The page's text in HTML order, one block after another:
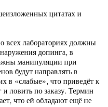
цитатах и
всех лабораториях должны
допинга, в
манипуляции при
будут направлять в
в «слабые», что приведёт к
ловить по заказу. Термин
что ей обладают ещё не